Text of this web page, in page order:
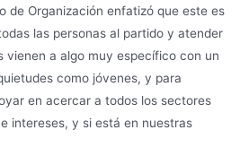
de Organización enfatizó que este es
las personas al partido y atender
vienen a algo muy específico con un
como jóvenes, y para
en acercar a todos los sectores
intereses, y si está en nuestras